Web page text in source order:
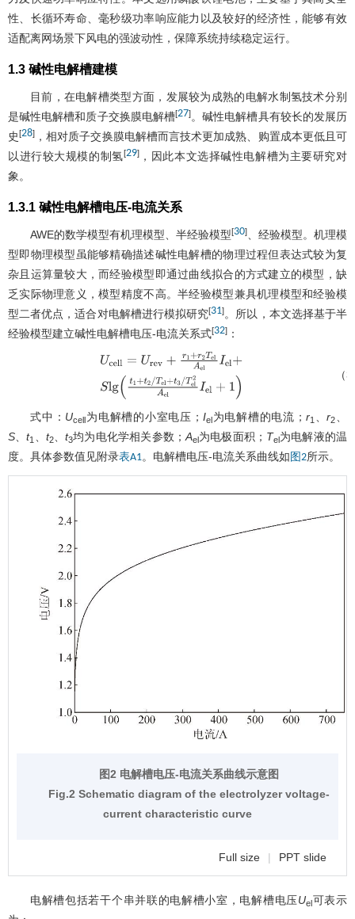
性、长循环寿命、毫秒级功率响应能力以及较好的经济性，能够有效
适配离网场景下风电的强波动性，保障系统持续稳定运行。
1.3 碱性电解槽建模
目前，在电解槽类型方面，发展较为成熟的电解水制氢技术分别
是碱性电解槽和质子交换膜电解槽[27]。碱性电解槽具有较长的发展历
史[28] ，相对质子交换膜电解槽而言技术更加成熟、购置成本更低且可
以进行较大规模的制氢[29]，因此本文选择碱性电解槽为主要研究对
象。
1.3.1 碱性电解槽电压-电流关系
AWE的数学模型有机理模型、半经验模型[30]
、经验模型。机理模
型即物理模型虽能够精确描述碱性电解槽的物理过程但表达式较为复
杂且运算量较大，而经验模型即通过曲线拟合的方式建立的模型，缺
乏实际物理意义，模型精度不高。半经验模型兼具机理模型和经验模
型二者优点，适合对电解槽进行模拟研究[31]。所以，本文选择基于半
经验模型建立碱性电解槽电压-电流关系式[32] ：
Ucell=Urev+r1+ r2 elI Te
（
式中： Ucell为电解槽的小室电压； Iel为电解槽的电流； r1 、r2
S 、t1 t2、t3均为电化学相关参数； Ael为电极面积； Tel为电解液的温
度。具体参数值见附录表A1。电解槽电压-电流关系曲线如 图2所示。
图2 电解槽电压-电流关系曲线示意图
Fig.2 Schematic diagram of the electrolyzer voltage-
current characteristic curve
Full size | PPT slide
电解槽包括若干个串并联的电解槽小室，电解槽电压Uel可表示